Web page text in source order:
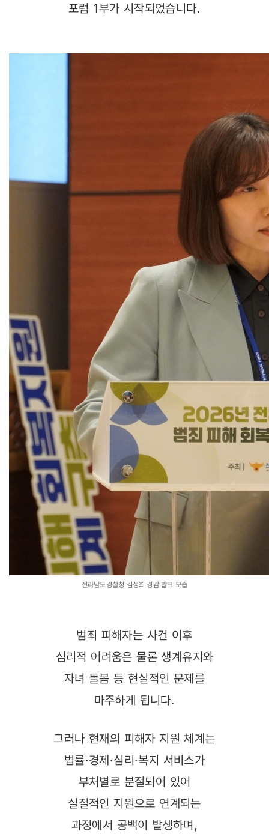
포럼 1부가 시작되었습니다.
전라남도경찰청 김성희 경감 발표 모습
범죄 피해자는 사건 이후
심리적 어려움은 물론 생계유지와
자녀 돌봄 등 현실적인 문제를
마주하게 됩니다.
그러나 현재의 피해자 지원 체계는
법률·경제·심리·복지 서비스가
부처별로 분절되어 있어
실질적인 지원으로 연계되는
과정에서 공백이 발생하며,